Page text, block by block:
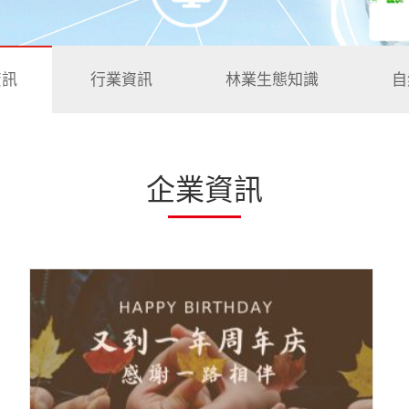
行業資訊 林業生態知識
企業資訊